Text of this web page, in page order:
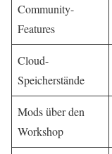
Community-
Features
Cloud-
Speicherstände
Mods über den
Workshop